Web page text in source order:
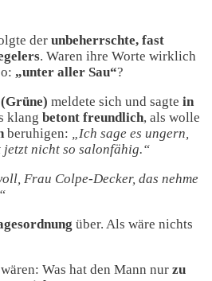
der unbeherrschte, fast
. Waren ihre Worte wirklich
„unter aller Sau“?
meldete sich und sagte in
klang betont freundlich, als wolle
beruhigen: „Ich sage es ungern,
nicht so salonfähig.“
Frau Colpe-Decker, das nehme
über. Als wäre nichts
Was hat den Mann nur zu